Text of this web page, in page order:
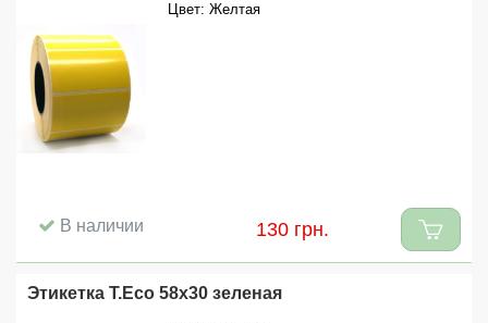
Цвет: Желтая
В наличии 130 грн.
Этикетка T.Eco 58x30 зеленая